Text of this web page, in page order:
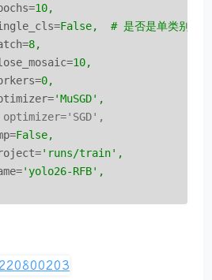
=10,
=False,  # 是否是单类别检测
=8,
=10,
=0,
='MuSGD',
=False,
='runs/train',
='yolo26-RFB',